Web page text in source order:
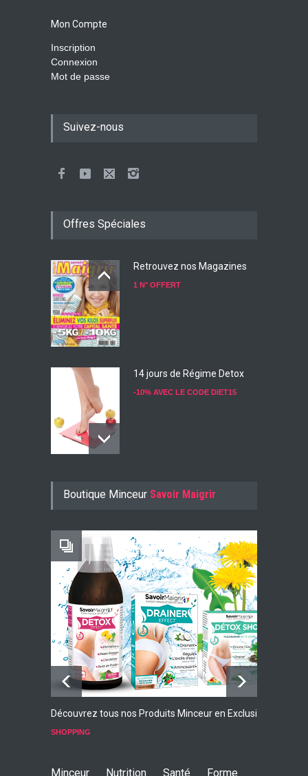
Mon Compte
Inscription
Connexion
Mot de passe
Suivez-nous
Offres Spéciales
Retrouvez nos Magazines
1 N° OFFERT
14 jours de Régime Detox
-10% AVEC LE CODE DIET15
-10% AVEC LE CODE KONJ10
Faites Votre Bilan Minceur
GRATUIT
Boutique Minceur Savoir Maigrir
Découvrez tous nos Produits Minceur en Exclusivité
SHOPPING
Minceur Nutrition Santé Forme